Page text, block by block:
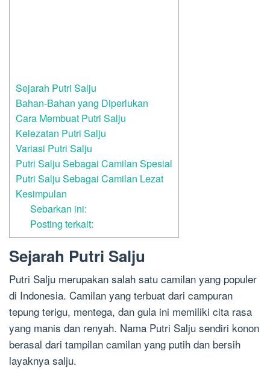
Sejarah Putri Salju
Bahan-Bahan yang Diperlukan
Cara Membuat Putri Salju
Kelezatan Putri Salju
Variasi Putri Salju
Putri Salju Sebagai Camilan Spesial
Putri Salju Sebagai Camilan Lezat
Kesimpulan
Sebarkan ini:
Posting terkait:
Sejarah Putri Salju
Putri Salju merupakan salah satu camilan yang populer
di Indonesia. Camilan yang terbuat dari campuran
tepung terigu, mentega, dan gula ini memiliki cita rasa
yang manis dan renyah. Nama Putri Salju sendiri konon
berasal dari tampilan camilan yang putih dan bersih
layaknya salju.